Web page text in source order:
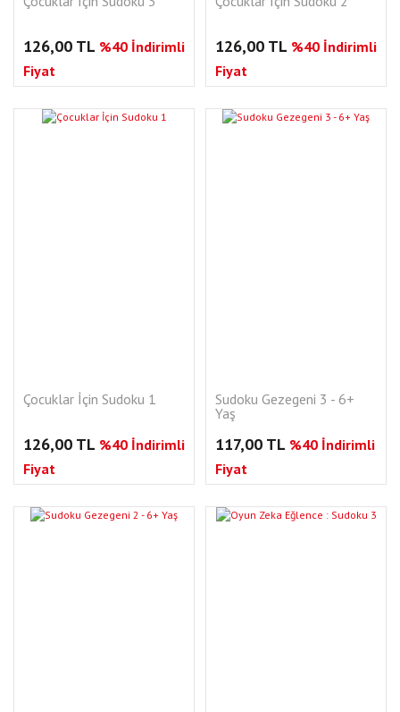
126,00 TL %40 İndirimli
Fiyat
126,00 TL %40 İndirimli
Fiyat
Çocuklar İçin Sudoku 1
126,00 TL %40 İndirimli
Fiyat
Sudoku Gezegeni 3 - 6+
Yaş
117,00 TL %40 İndirimli
Fiyat